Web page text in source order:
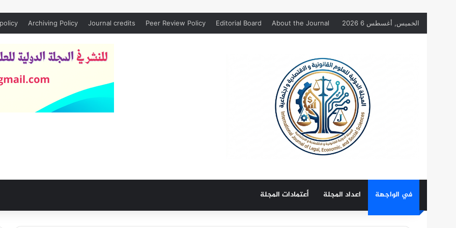
الخميس, أغسطس 6 2026 About the Journal
Editorial Board
Peer Review Policy
Journal credits
Archiving Policy
في الواجهة اعداد المجلة أعتمادات المجلة